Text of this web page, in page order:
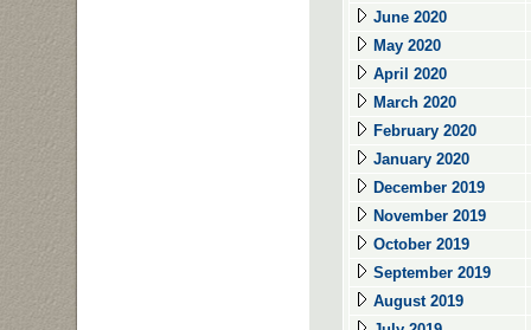
June 2020
May 2020
April 2020
March 2020
February 2020
January 2020
December 2019
November 2019
October 2019
September 2019
August 2019